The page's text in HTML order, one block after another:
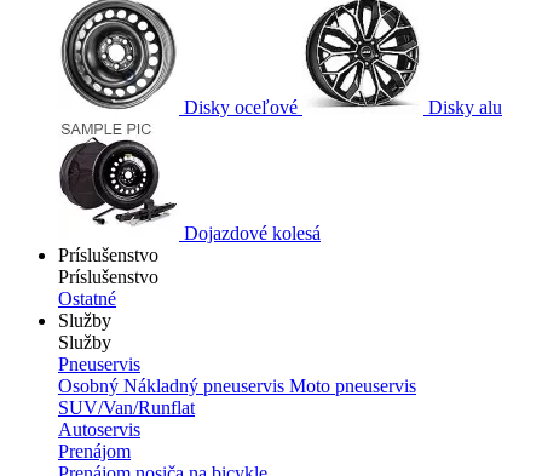
Disky oceľové Disky alu
Dojazdové kolesá
Príslušenstvo
Príslušenstvo
Ostatné
Služby
Služby
Pneuservis
Osobný Nákladný pneuservis Moto pneuservis
SUV/Van/Runflat
Autoservis
Prenájom